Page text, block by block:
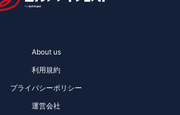
About us
利用規約
プライバシーポリシー
運営会社